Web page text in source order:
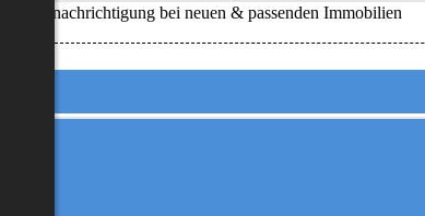
Benachrichtigung bei neuen & passenden Immobilien